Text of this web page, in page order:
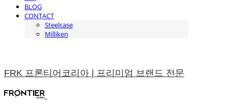
BLOG
CONTACT
Steelcase
Milliken
FRK 프론티어코리아 | 프리미엄 브랜드 전문